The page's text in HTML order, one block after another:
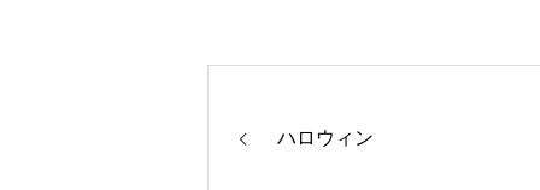
ハロウィン